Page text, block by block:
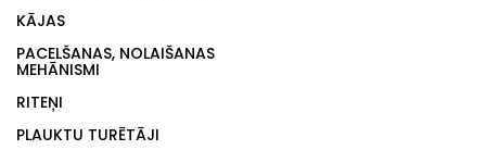
KĀJAS
PACELŠANAS, NOLAIŠANAS
MEHĀNISMI
RITEŅI
PLAUKTU TURĒTĀJI